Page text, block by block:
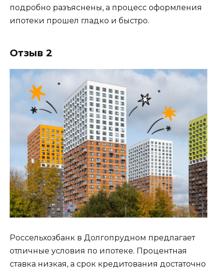
подробно разъяснены, а процесс оформления
ипотеки прошел гладко и быстро.
Отзыв 2
Россельхозбанк в Долгопрудном предлагает
отличные условия по ипотеке. Процентная
ставка низкая, а срок кредитования достаточно